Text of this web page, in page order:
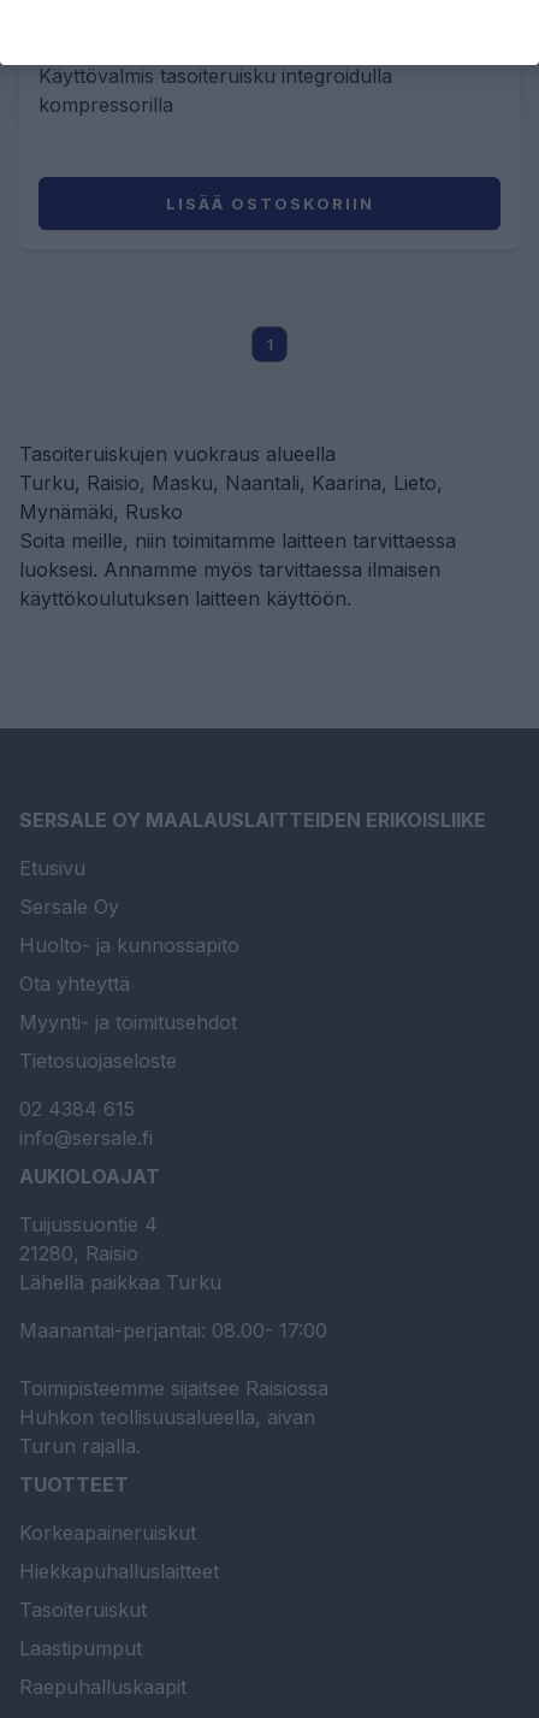
Käyttövalmis tasoiteruisku integroidulla
kompressorilla
LISÄÄ OSTOSKORIIN
1
Tasoiteruiskujen vuokraus alueella
Turku, Raisio, Masku, Naantali, Kaarina, Lieto,
Mynämäki, Rusko
Soita meille, niin toimitamme laitteen tarvittaessa
luoksesi. Annamme myös tarvittaessa ilmaisen
käyttökoulutuksen laitteen käyttöön.
SERSALE OY MAALAUSLAITTEIDEN ERIKOISLIIKE
Etusivu
Sersale Oy
Huolto- ja kunnossapito
Ota yhteyttä
Myynti- ja toimitusehdot
Tietosuojaseloste
02 4384 615
info@sersale.fi
AUKIOLOAJAT
Tuijussuontie 4
21280, Raisio
Lähellä paikkaa Turku
Maanantai-perjantai: 08.00- 17:00
Toimipisteemme sijaitsee Raisiossa
Huhkon teollisuusalueella, aivan
Turun rajalla.
TUOTTEET
Korkeapaineruiskut
Hiekkapuhalluslaitteet
Tasoiteruiskut
Laastipumput
Raepuhalluskaapit